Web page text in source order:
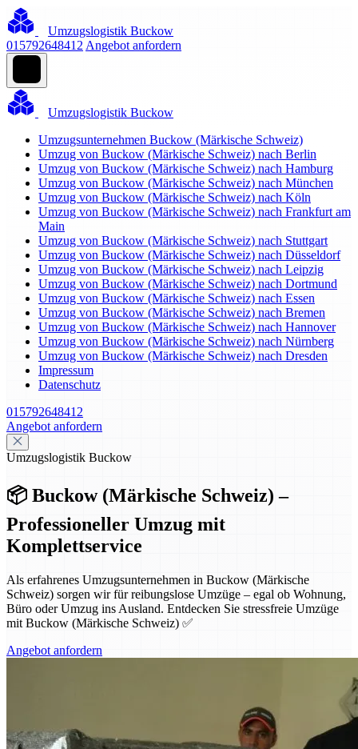
Umzugslogistik Buckow
015792648412 Angebot anfordern
Umzugslogistik Buckow
Umzugsunternehmen Buckow (Märkische Schweiz)
Umzug von Buckow (Märkische Schweiz) nach Berlin
Umzug von Buckow (Märkische Schweiz) nach Hamburg
Umzug von Buckow (Märkische Schweiz) nach München
Umzug von Buckow (Märkische Schweiz) nach Köln
Umzug von Buckow (Märkische Schweiz) nach Frankfurt am
Main
Umzug von Buckow (Märkische Schweiz) nach Stuttgart
Umzug von Buckow (Märkische Schweiz) nach Düsseldorf
Umzug von Buckow (Märkische Schweiz) nach Leipzig
Umzug von Buckow (Märkische Schweiz) nach Dortmund
Umzug von Buckow (Märkische Schweiz) nach Essen
Umzug von Buckow (Märkische Schweiz) nach Bremen
Umzug von Buckow (Märkische Schweiz) nach Hannover
Umzug von Buckow (Märkische Schweiz) nach Nürnberg
Umzug von Buckow (Märkische Schweiz) nach Dresden
Impressum
Datenschutz
015792648412
Angebot anfordern
Umzugslogistik Buckow
📦 Buckow (Märkische Schweiz) –
Professioneller Umzug mit
Komplettservice
Als erfahrenes Umzugsunternehmen in Buckow (Märkische
Schweiz) sorgen wir für reibungslose Umzüge – egal ob Wohnung,
Büro oder Umzug ins Ausland. Entdecken Sie stressfreie Umzüge
mit Buckow (Märkische Schweiz) ✅
Angebot anfordern